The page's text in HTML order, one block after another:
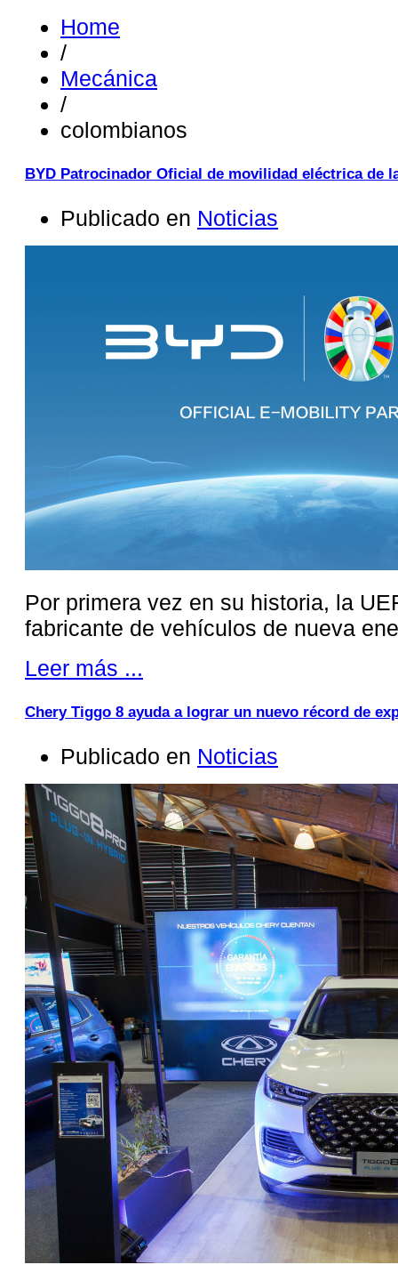
Home
/
Mecánica
/
colombianos
BYD Patrocinador Oficial de movilidad eléctrica de
Publicado en Noticias
Por primera vez en su historia, la
fabricante de vehículos de nueva
Leer más ...
Chery Tiggo 8 ayuda a lograr un nuevo récord de
Publicado en Noticias